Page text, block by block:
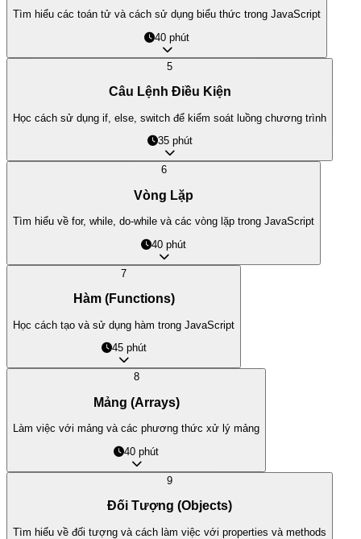
Tìm hiểu các toán tử và cách sử dụng biểu thức trong JavaScript
40 phút
5
Câu Lệnh Điều Kiện
Học cách sử dụng if, else, switch để kiểm soát luồng chương trình
35 phút
6
Vòng Lặp
Tìm hiểu về for, while, do-while và các vòng lặp trong JavaScript
40 phút
7
Hàm (Functions)
Học cách tạo và sử dụng hàm trong JavaScript
45 phút
8
Mảng (Arrays)
Làm việc với mảng và các phương thức xử lý mảng
40 phút
9
Đối Tượng (Objects)
Tìm hiểu về đối tượng và cách làm việc với properties và methods